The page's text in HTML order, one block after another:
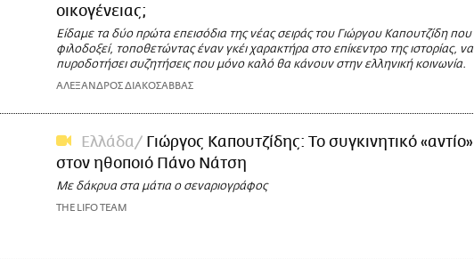
οικογένειας;
Είδαμε τα δύο πρώτα επεισόδια της νέας σειράς του Γιώργου Καπουτζίδη που
φιλοδοξεί, τοποθετώντας έναν γκέι χαρακτήρα στο επίκεντρο της ιστορίας, να
πυροδοτήσει συζητήσεις που μόνο καλό θα κάνουν στην ελληνική κοινωνία.
ΑΛΕΞΑΝΔΡΟΣ ΔΙΑΚΟΣΑΒΒΑΣ
Ελλάδα
Γιώργος Καπουτζίδης: Το συγκινητικό «αντίο»
στον ηθοποιό Πάνο Νάτση
Με δάκρυα στα μάτια ο σεναριογράφος
THE LIFO TEAM